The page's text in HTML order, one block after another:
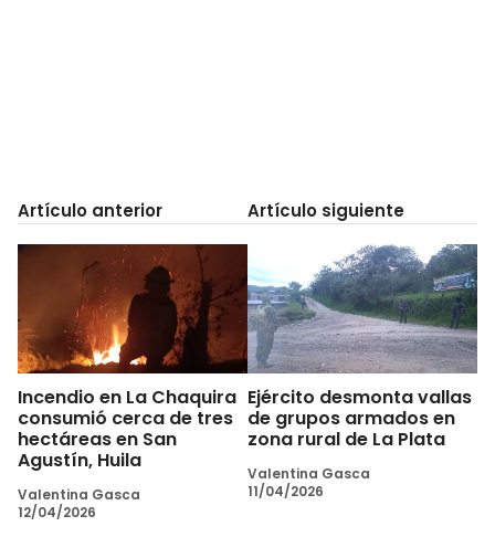
Artículo anterior
Incendio en La Chaquira
consumió cerca de tres
hectáreas en San
Agustín, Huila
Valentina Gasca
12/04/2026
Artículo siguiente
Ejército desmonta vallas
de grupos armados en
zona rural de La Plata
Valentina Gasca
11/04/2026